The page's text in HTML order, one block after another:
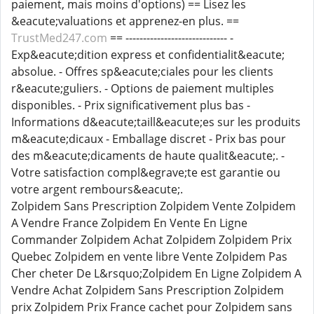
paiement, mais moins d'options) == Lisez les
&eacute;valuations et apprenez-en plus. ==
TrustMed247.com == ----------------------------- -
Exp&eacute;dition express et confidentialit&eacute;
absolue. - Offres sp&eacute;ciales pour les clients
r&eacute;guliers. - Options de paiement multiples
disponibles. - Prix significativement plus bas -
Informations d&eacute;taill&eacute;es sur les produits
m&eacute;dicaux - Emballage discret - Prix bas pour
des m&eacute;dicaments de haute qualit&eacute;. -
Votre satisfaction compl&egrave;te est garantie ou
votre argent rembours&eacute;.
Zolpidem Sans Prescription Zolpidem Vente Zolpidem
A Vendre France Zolpidem En Vente En Ligne
Commander Zolpidem Achat Zolpidem Zolpidem Prix
Quebec Zolpidem en vente libre Vente Zolpidem Pas
Cher cheter De L&rsquo;Zolpidem En Ligne Zolpidem A
Vendre Achat Zolpidem Sans Prescription Zolpidem
prix Zolpidem Prix France cachet pour Zolpidem sans